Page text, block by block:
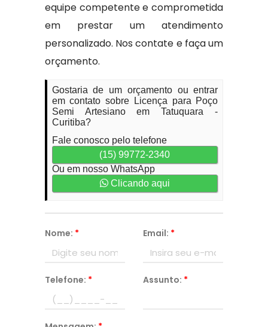
equipe competente e comprometida
em prestar um atendimento
personalizado. Nos contate e faça um
orçamento.
Gostaria de um orçamento ou entrar
em contato sobre Licença para Poço
Semi Artesiano em Tatuquara -
Curitiba?
Fale conosco pelo telefone
(15) 99772-2340
Ou em nosso WhatsApp
Clicando aqui
Nome: * Email: *
Telefone: * Assunto: *